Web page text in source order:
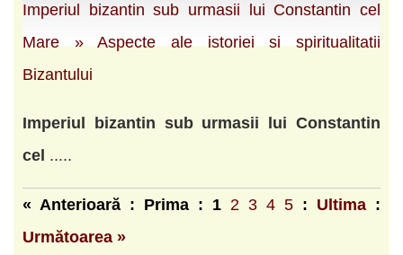
Imperiul bizantin sub urmasii lui Constantin cel
Mare » Aspecte ale istoriei si spiritualitatii
Bizantului
Imperiul bizantin sub urmasii lui Constantin
cel .....
« Anterioară : Prima : 1 2 3 4 5 : Ultima :
Următoarea »